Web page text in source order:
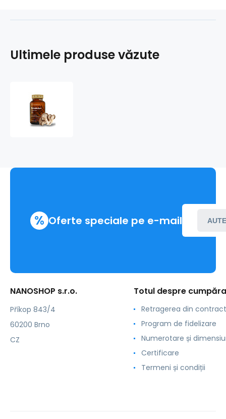
Ultimele produse văzute
% Oferte speciale pe e-mail
NANOSHOP s.r.o.
Příkop 843/4
60200 Brno
CZ
Totul despre
Retragerea din contract
Program de fidelizare
Numerotare și
Certificare
Termeni și condiții